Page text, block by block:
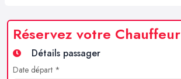
Réservez votre Chauffeur
Détails passager
Date départ *